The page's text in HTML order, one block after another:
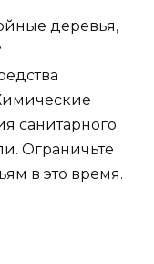
деревья,
санитарного
Ограничьте
в это время.